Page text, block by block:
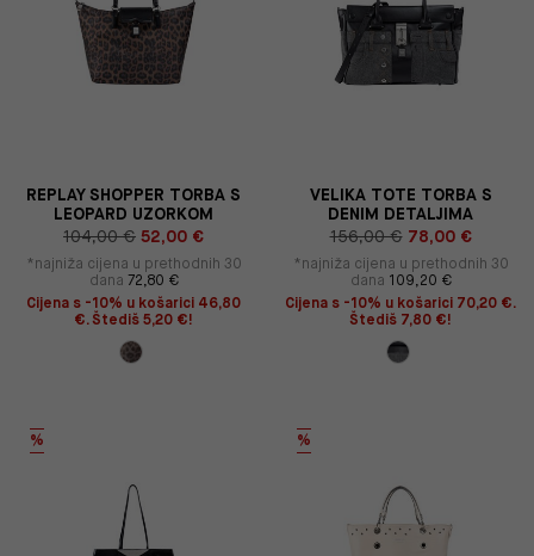
REPLAY SHOPPER TORBA S
LEOPARD UZORKOM
104,00 € 52,00 €
*najniža cijena u prethodnih 30
dana 72,80 €
Cijena s -10% u košarici 46,80
€. Štediš 5,20 €!
VELIKA TOTE TORBA S
DENIM DETALJIMA
156,00 € 78,00 €
*najniža cijena u prethodnih 30
dana 109,20 €
Cijena s -10% u košarici 70,20 €.
Štediš 7,80 €!
% %